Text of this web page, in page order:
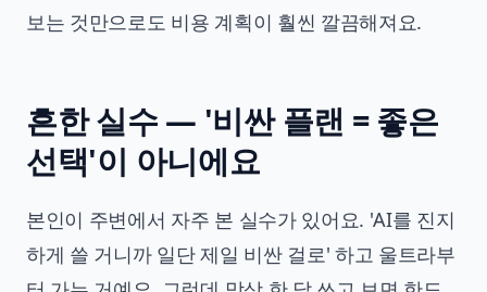
보는 것만으로도 비용 계획이 훨씬 깔끔해져요.
흔한 실수 — '비싼 플랜 = 좋은
선택'이 아니에요
본인이 주변에서 자주 본 실수가 있어요. 'AI를 진지
하게 쓸 거니까 일단 제일 비싼 걸로' 하고 울트라부